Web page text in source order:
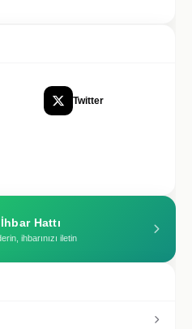
Twitter
Hattı
ihbarınızı iletin